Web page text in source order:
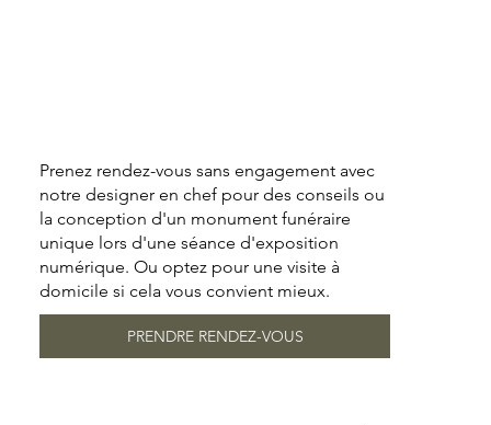
Prenez rendez-vous sans engagement avec
notre designer en chef pour des conseils ou
la conception d'un monument funéraire
unique lors d'une séance d'exposition
numérique. Ou optez pour une visite à
domicile si cela vous convient mieux.
PRENDRE RENDEZ-VOUS